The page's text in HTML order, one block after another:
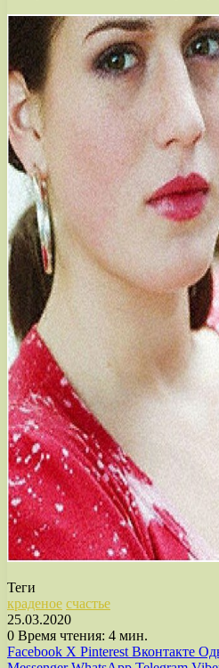
Теги
краденое счастье
25.03.2020
0 Время чтения: 4 мин.
Facebook X Pinterest Вконтакте